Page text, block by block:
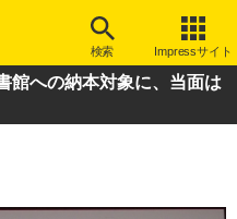
検索 Impressサイト
館への納本対象に、当面は